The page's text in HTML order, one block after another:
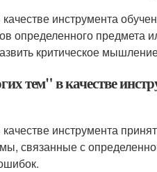
инструмента
определенного предмета
критическое
тем" в качестве
инструмента
связанные с